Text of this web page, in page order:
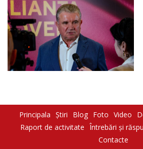
Principala Știri Blog Foto Video
Raport de activitate Întrebări şi
Contacte